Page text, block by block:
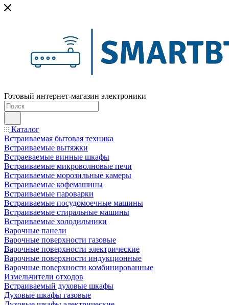
Готовый интернет-магазин электроники
Каталог
Встраиваемая бытовая техника
Встраиваемые вытяжки
Встраеваемые винные шкафы
Встраиваемые микроволновые печи
Встраиваемые морозильные камеры
Встраиваемые кофемашины
Встраиваемые пароварки
Встраиваемые посудомоечные машины
Встраиваемые стиральные машины
Встраиваемые холодильники
Варочные панели
Варочные поверхности газовые
Варочные поверхности электрические
Варочные поверхности индукционные
Варочные поверхности комбинированные
Измельчители отходов
Встраиваемый духовые шкафы
Духовые шкафы газовые